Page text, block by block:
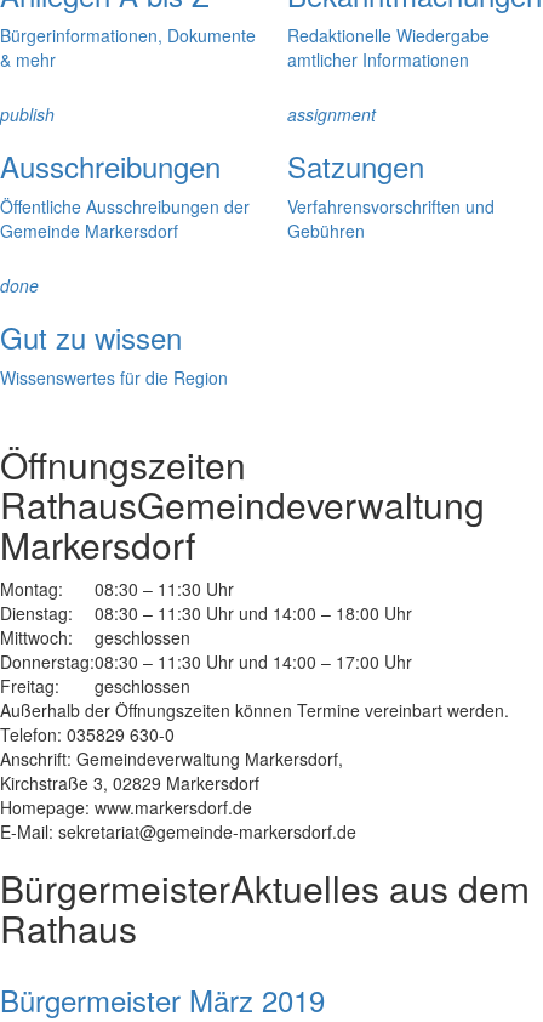
Bürgerinformationen, Dokumente
& mehr
Redaktionelle Wiedergabe
amtlicher Informationen
publish
Ausschreibungen
Öffentliche Ausschreibungen der
Gemeinde Markersdorf
assignment
Satzungen
Verfahrensvorschriften und
Gebühren
done
Gut zu wissen
Wissenswertes für die Region
Öffnungszeiten
RathausGemeindeverwaltung
Markersdorf
Montag:
08:30 – 11:30 Uhr
Dienstag:
08:30 – 11:30 Uhr und 14:00 – 18:00 Uhr
Mittwoch:
geschlossen
Donnerstag:08:30 – 11:30 Uhr und 14:00 – 17:00 Uhr
Freitag:
geschlossen
Außerhalb der Öffnungszeiten können Termine vereinbart werden.
Telefon: 035829 630-0
Anschrift: Gemeindeverwaltung Markersdorf,
Kirchstraße 3, 02829 Markersdorf
Homepage: www.markersdorf.de
E-Mail: sekretariat@gemeinde-markersdorf.de
BürgermeisterAktuelles aus dem
Rathaus
Bürgermeister März 2019